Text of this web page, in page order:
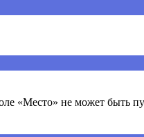
«Место» не может быть